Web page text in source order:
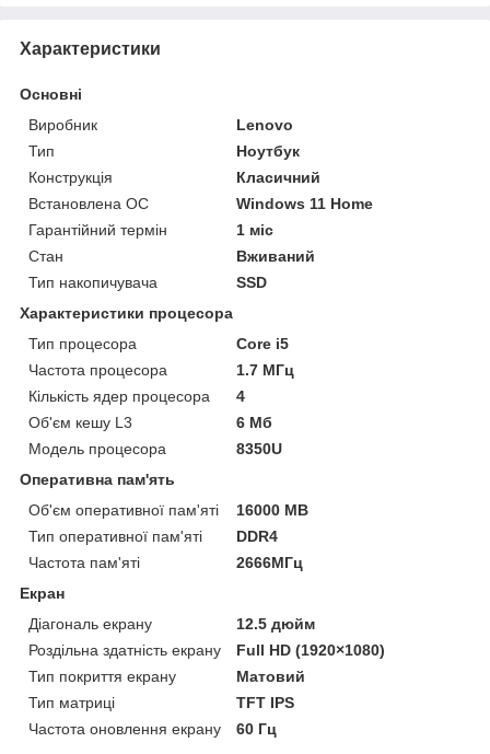
Характеристики
Основні
Виробник
Lenovo
Тип
Ноутбук
Конструкція
Класичний
Встановлена ОС
Windows 11 Home
Гарантійний термін
1 міс
Стан
Вживаний
Тип накопичувача
SSD
Характеристики процесора
Тип процесора
Core i5
Частота процесора
1.7 МГц
Кількість ядер процесора
4
Об'єм кешу L3
6 Мб
Модель процесора
8350U
Оперативна пам'ять
Об'єм оперативної пам'яті
16000 MB
Тип оперативної пам'яті
DDR4
Частота пам'яті
2666МГц
Екран
Діагональ екрану
12.5 дюйм
Роздільна здатність екрану
Full HD (1920×1080)
Тип покриття екрану
Матовий
Тип матриці
TFT IPS
Частота оновлення екрану
60 Гц